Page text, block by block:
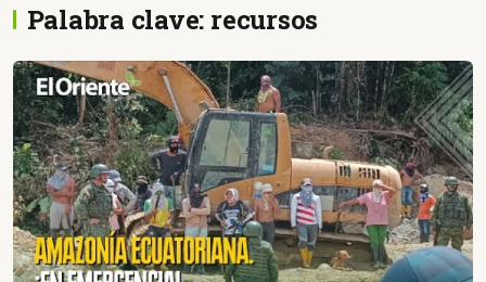
Palabra clave: recursos
Amazonia Ecuatoriana
¿En que consiste la
tasa minera que rige en
Ecuador?